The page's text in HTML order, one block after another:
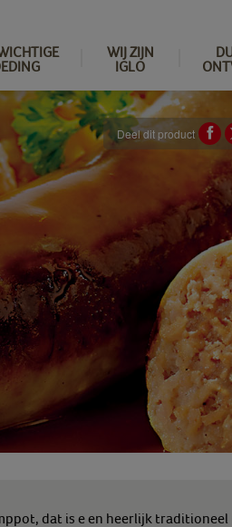
WIJ ZIJN
IGLO
Deel dit product
dat is een heerlijk traditioneel